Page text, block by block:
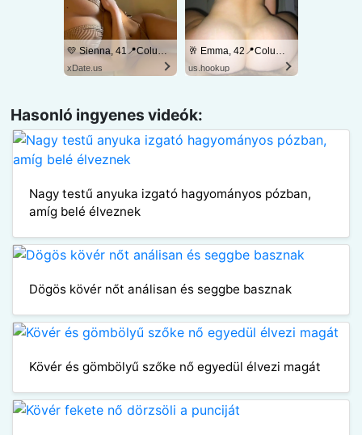
xDate.us us.hookup
Hasonló ingyenes videók:
Nagy testű anyuka izgató hagyományos pózban,
amíg belé élveznek
Dögös kövér nőt análisan és seggbe basznak
Kövér és gömbölyű szőke nő egyedül élvezi magát